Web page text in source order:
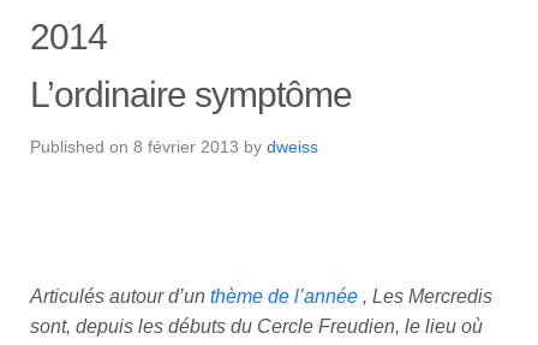
2014
L’ordinaire symptôme
Published on 8 février 2013 by dweiss
Articulés autour d’un thème de l’année , Les Mercredis
sont, depuis les débuts du Cercle Freudien, le lieu où